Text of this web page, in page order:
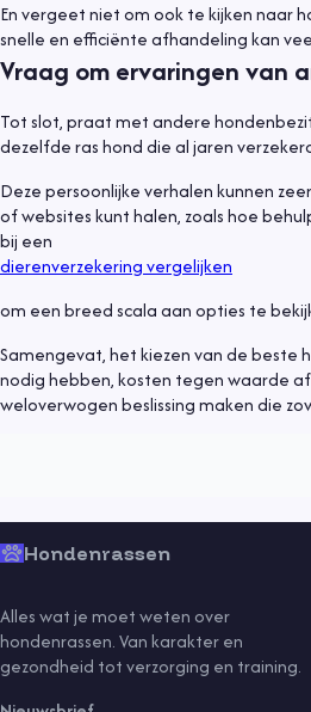
En vergeet niet om ook te kijken naar
snelle en efficiënte afhandeling kan
Vraag om ervaringen van
Tot slot, praat met andere
dezelfde ras hond die al jaren
Deze persoonlijke verhalen kunnen
of websites kunt halen, zoals hoe
bij een
dierenverzekering vergelijken
om een breed scala aan opties te
Samengevat, het kiezen van de beste
nodig hebben, kosten tegen waarde
weloverwogen beslissing maken die
Algemeen 9 mei 2021
Een hond adopteren
Hondenrassen
Alles wat je moet weten over
hondenrassen. Van karakter en
gezondheid tot verzorging en training.